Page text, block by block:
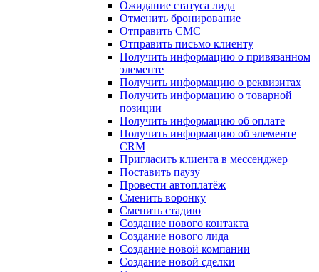
Ожидание статуса лида
Отменить бронирование
Отправить СМС
Отправить письмо клиенту
Получить информацию о привязанном
элементе
Получить информацию о реквизитах
Получить информацию о товарной
позиции
Получить информацию об оплате
Получить информацию об элементе
CRM
Пригласить клиента в мессенджер
Поставить паузу
Провести автоплатёж
Сменить воронку
Сменить стадию
Создание нового контакта
Создание нового лида
Создание новой компании
Создание новой сделки